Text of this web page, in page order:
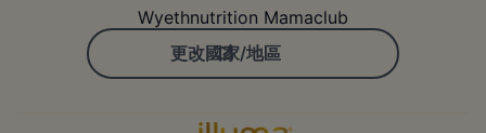
Wyethnutrition Mamaclub
更改國家/地區